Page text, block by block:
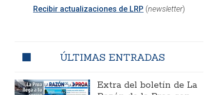
Recibir actualizaciones de LRP (newsletter)
ÚLTIMAS ENTRADAS
Extra del boletín de La